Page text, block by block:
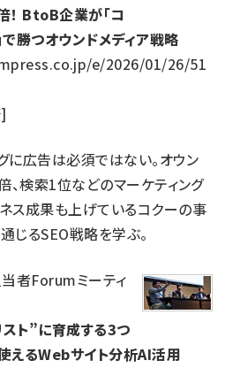
BtoB企業が「コ
勝つオウンドメディア戦略
e/2026/01/26/51
に広告は必須ではない。オウン
、検索1位などのマーケティング
ス成果も上げているコクーの事
じるSEO戦略を学ぶ。
当者Forumミーティ
ト”に育成する3つ
るWebサイト分析AI活用